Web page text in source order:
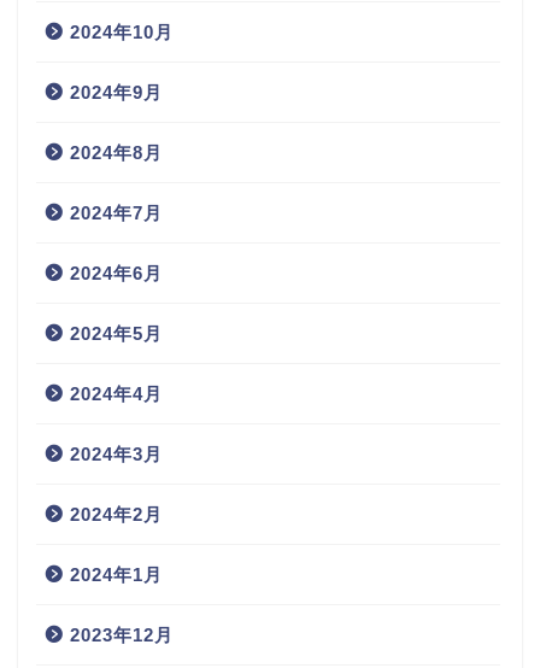
2024年10月
2024年9月
2024年8月
2024年7月
2024年6月
2024年5月
2024年4月
2024年3月
2024年2月
2024年1月
2023年12月